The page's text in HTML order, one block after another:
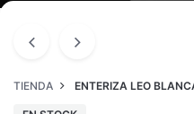
TIENDA ENTERIZA LEO